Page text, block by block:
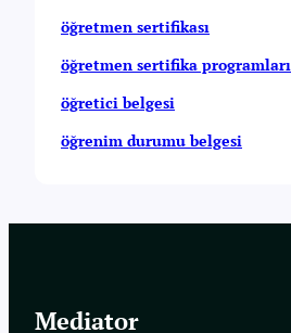
öğretmen sertifikası
öğretmen sertifika programları
öğretici belgesi
öğrenim durumu belgesi
Mediator